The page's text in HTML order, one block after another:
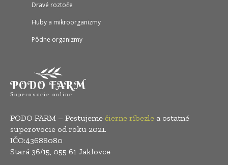
Dravé roztoče
Huby a mikroorganizmy
Pôdne organizmy
PODO FARM
Superovocie online
PODO FARM – Pestujeme čierne ríbezle a ostatné
superovocie od roku 2021.
IČO:43688080
Stará 36/15, 055 61 Jaklovce